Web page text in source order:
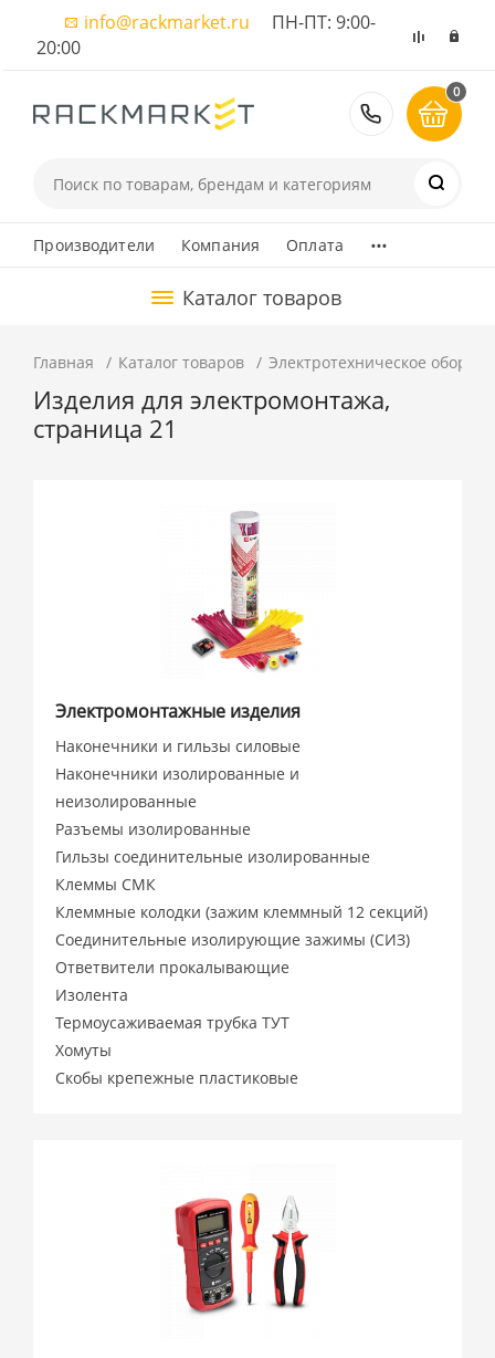
info@rackmarket.ru ПН-ПТ: 9:00-
20:00
8 (495)
0
Производители Компания Оплата ...
Каталог товаров
Главная Каталог товаров Электротехническое
Изделия для электромонтажа,
страница 21
Электромонтажные изделия
Наконечники и гильзы силовые
Наконечники изолированные и
неизолированные
Разъемы изолированные
Гильзы соединительные изолированные
Клеммы СМК
Клеммные колодки (зажим клеммный 12 секций)
Соединительные изолирующие зажимы (СИЗ)
Ответвители прокалывающие
Изолента
Термоусаживаемая трубка ТУТ
Хомуты
Скобы крепежные пластиковые